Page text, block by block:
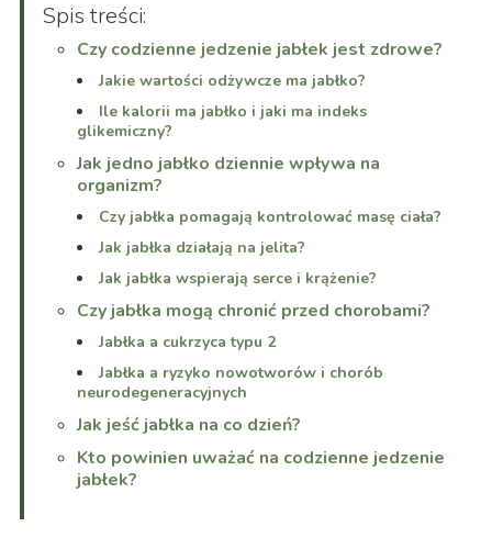
Spis treści:
Czy codzienne jedzenie jabłek jest zdrowe?
Jakie wartości odżywcze ma jabłko?
Ile kalorii ma jabłko i jaki ma indeks
glikemiczny?
Jak jedno jabłko dziennie wpływa na
organizm?
Czy jabłka pomagają kontrolować masę ciała?
Jak jabłka działają na jelita?
Jak jabłka wspierają serce i krążenie?
Czy jabłka mogą chronić przed chorobami?
Jabłka a cukrzyca typu 2
Jabłka a ryzyko nowotworów i chorób
neurodegeneracyjnych
Jak jeść jabłka na co dzień?
Kto powinien uważać na codzienne jedzenie
jabłek?